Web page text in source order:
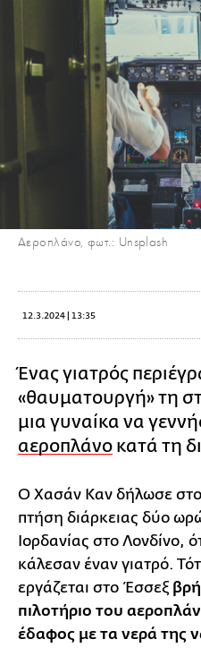
Αεροπλάνο, φωτ.: Unsplash
12.3.2024 | 13:35
Ένας γιατρός
«θαυματουργή» τη
μια γυναίκα να
αεροπλάνο κατά τη
Ο Χασάν Καν δήλωσε στο
πτήση διάρκειας δύο
Ιορδανίας στο Λονδίνο,
κάλεσαν έναν γιατρό.
εργάζεται στο Έσσεξ
πιλοτήριο του
έδαφος με τα νερά της